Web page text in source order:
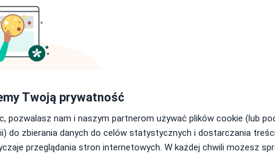
4 Adres 5 Online
4, Łódź •Mapa
Twoją prywatność
pozwalasz nam i naszym partnerom używać plików cookie (lub
do zbierania danych do celów statystycznych i dostarczania
przeglądania stron internetowych. W każdej chwili możesz